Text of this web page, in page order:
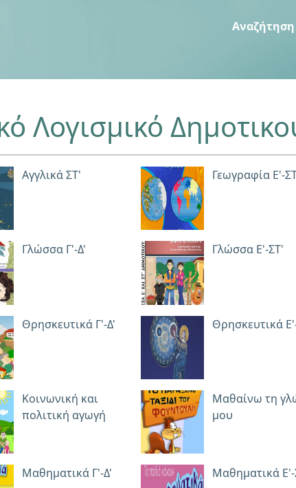
Λογισμικό
Αγγλικά ΣΤ' Γεωγραφία Ε'-
Γλώσσα Γ'-Δ' Γλώσσα Ε'-ΣΤ'
Θρησκευτικά Γ'-Δ' Θρησκευτικά
Κοινωνική και
πολιτική αγωγή
Μαθαίνω τη
μου
Μαθηματικά Γ'-Δ' Μαθηματικά